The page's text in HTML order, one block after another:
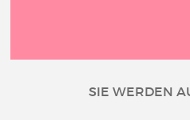
SIE WERDEN